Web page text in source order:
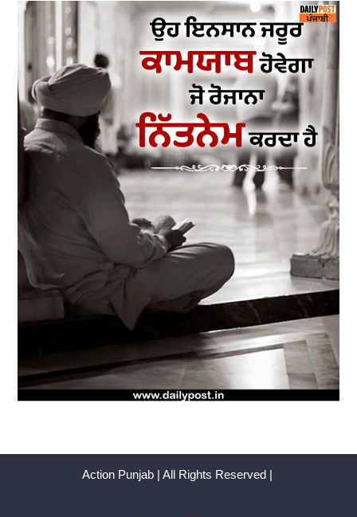
Action Punjab | All Rights Reserved |